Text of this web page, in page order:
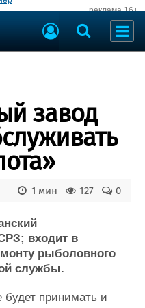
реклама 16+
флота
завод
0
127
1 мин
входит в
рыболовного
службы.
будет принимать и